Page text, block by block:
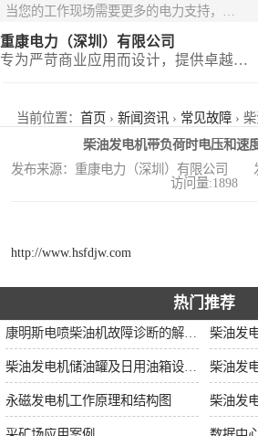
重康电力（深圳）有限公司
专为严苛商业应用而设计，提供卓越的价值和匹配的功能
当前位置： 首页 › 新闻资讯 › 常见故障 › 柴
柴油发电机带负荷时电压和速
发布来源：重康电力（深圳）有限公司
访问量:1898
http://www.hsfdjw.com
热门推荐
永磁发电机工作原理和结构图
静音型集装箱电
站
移动式挂车电站